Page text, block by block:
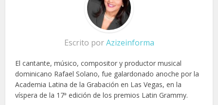
Escrito porAzizeinforma
El cantante, músico, compositor y productor musical
dominicano Rafael Solano, fue galardonado anoche por la
Academia Latina de la Grabación en Las Vegas, en la
víspera de la 17ª edición de los premios Latin Grammy.